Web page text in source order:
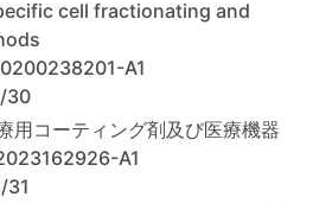
cell fractionating and
A1
30
用コーティング剤及び医療機器
A1
31